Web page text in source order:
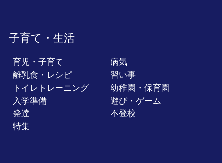
子育て・生活
育児・子育て
病気
離乳食・レシピ
習い事
トイレトレーニング
幼稚園・保育園
入学準備
遊び・ゲーム
発達
不登校
特集